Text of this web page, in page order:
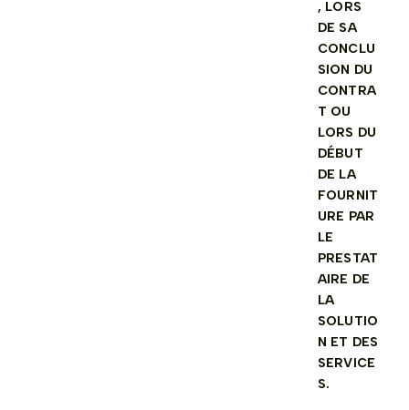
, LORS
DE SA
CONCLU
SION DU
CONTRA
T OU
LORS DU
DÉBUT
DE LA
FOURNIT
URE PAR
LE
PRESTAT
AIRE DE
LA
SOLUTIO
N ET DES
SERVICE
S.